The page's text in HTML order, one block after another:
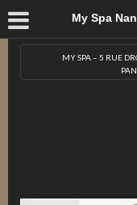
My Spa
MY SPA – 5 RUE